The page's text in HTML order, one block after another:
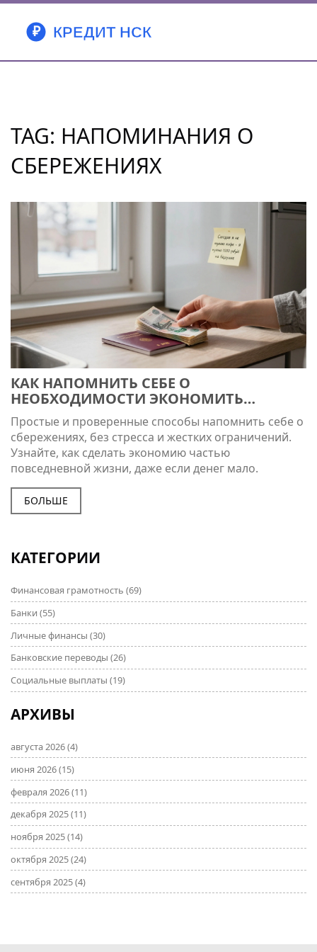
TAG: НАПОМИНАНИЯ О
СБЕРЕЖЕНИЯХ
КАК НАПОМНИТЬ СЕБЕ О
НЕОБХОДИМОСТИ ЭКОНОМИТЬ
ДЕНЬГИ: ПРОСТЫЕ СПОСОБЫ, КОТОРЫЕ
РАБОТАЮТ
Простые и проверенные способы напомнить себе о
сбережениях, без стресса и жестких ограничений.
Узнайте, как сделать экономию частью
повседневной жизни, даже если денег мало.
БОЛЬШЕ
КАТЕГОРИИ
Финансовая грамотность (69)
Банки (55)
Личные финансы (30)
Банковские переводы (26)
Социальные выплаты (19)
АРХИВЫ
августа 2026(4)
июня 2026(15)
февраля 2026(11)
декабря 2025(11)
ноября 2025(14)
октября 2025(24)
сентября 2025(4)